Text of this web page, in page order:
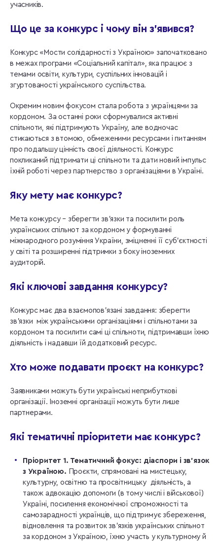
учасників.
Що це за конкурс і чому він з’явився?
Конкурс «Мости солідарності з Україною» започатковано
в межах програми «Соціальний капітал», яка працює з
темами освіти, культури, суспільних інновацій і
згуртованості українського суспільства.
Окремим новим фокусом стала робота з українцями за
кордоном. За останні роки сформувалися активні
спільноти, які підтримують Україну, але водночас
стикаються з втомою, обмеженими ресурсами і питанням
про подальшу цінність своєї діяльності. Конкурс
покликаний підтримати ці спільноти та дати новий імпульс
їхній роботі через партнерство з організаціями в Україні.
Яку мету має конкурс?
Мета конкурсу – зберегти зв’язки та посилити роль
українських спільнот за кордоном у формуванні
міжнародного розуміння України, зміцненні її суб’єктності
у світі та розширенні підтримки з боку іноземних
аудиторій.
Які ключові завдання конкурсу?
Конкурс має два взаємопов’язані завдання: зберегти
зв’язки між українськими організаціями і спільнотами за
кордоном та посилити самі ці спільноти, підтримавши їхню
діяльність і надавши їй додатковий ресурс.
Хто може подавати проєкт на конкурс?
Заявниками можуть бути українські неприбуткові
організації. Іноземні організації можуть бути лише
партнерами.
Які тематичні пріоритети має конкурс?
Пріоритет 1. Тематичний фокус: діаспори і зв’язок
з Україною. Проєкти, спрямовані на мистецьку,
культурну, освітню та просвітницьку діяльність, а
також адвокацію допомоги (в тому числі і військової)
Україні, посилення економічної спроможності та
самозарадності українців, що підтримує збереження,
відновлення та розвиток зв’язків українських спільнот
за кордоном з Україною, їхню участь у культурному й